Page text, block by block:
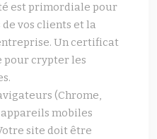
est primordiale pour
vos clients et la
Un certificat
pour crypter les
(Chrome,
appareils mobiles
site doit être